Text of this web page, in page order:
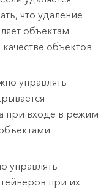
что удаление
объектам
объектов
управлять
при входе в режим
управлять
при их